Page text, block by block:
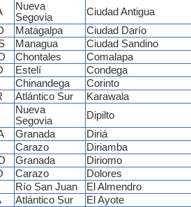
Nueva
Segovia
Ciudad Antigua
Matagalpa Ciudad Darío
Managua Ciudad Sandino
Chontales Comalapa
Estelí Condega
Chinandega Corinto
Atlántico Sur Karawala
Nueva
Segovia
Dipilto
Granada Diriá
Carazo Diriamba
Granada Diriomo
Carazo Dolores
Río San Juan El Almendro
Atlántico Sur El Ayote